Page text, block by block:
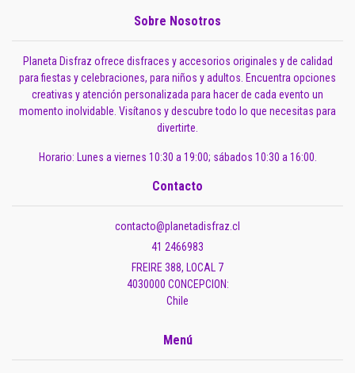
Sobre Nosotros
Planeta Disfraz ofrece disfraces y accesorios originales y de calidad
para fiestas y celebraciones, para niños y adultos. Encuentra opciones
creativas y atención personalizada para hacer de cada evento un
momento inolvidable. Visítanos y descubre todo lo que necesitas para
divertirte.
Horario: Lunes a viernes 10:30 a 19:00; sábados 10:30 a 16:00.
Contacto
contacto@planetadisfraz.cl
41 2466983
FREIRE 388, LOCAL 7
4030000 CONCEPCION:
Chile
Menú